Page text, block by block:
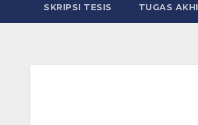
SKRIPSI TESIS TUGAS